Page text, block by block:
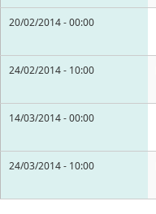
20/02/2014 - 00:00
24/02/2014 - 10:00
14/03/2014 - 00:00
24/03/2014 - 10:00